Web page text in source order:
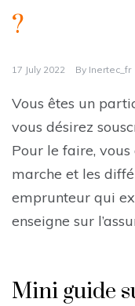
?
17 July 2022 By Inertec_fr
Vous êtes un
vous désirez
Pour le faire,
marche et les
emprunteur qui
enseigne sur
Mini guide